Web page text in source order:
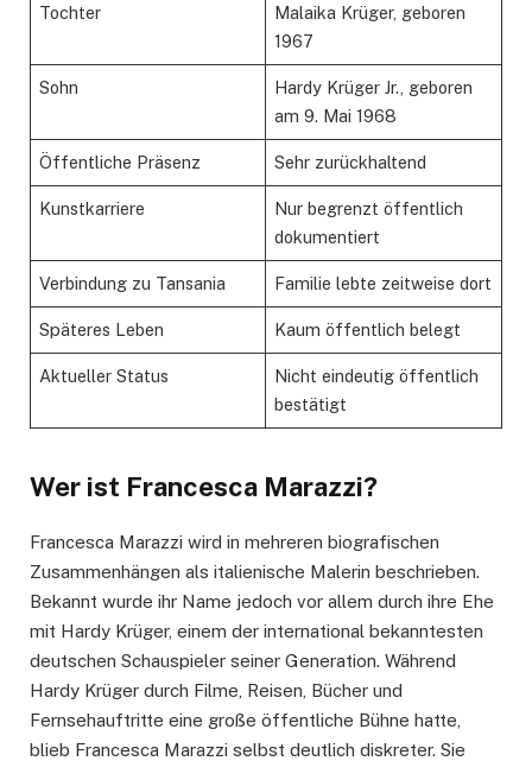
Tochter
Malaika Krüger, geboren
1967
Sohn
Hardy Krüger Jr., geboren
am 9. Mai 1968
Öffentliche Präsenz Sehr zurückhaltend
Kunstkarriere
Nur begrenzt öffentlich
dokumentiert
Verbindung zu Tansania Familie lebte zeitweise dort
Späteres Leben Kaum öffentlich belegt
Aktueller Status
Nicht eindeutig öffentlich
bestätigt
Wer ist Francesca Marazzi?
Francesca Marazzi wird in mehreren biografischen
Zusammenhängen als italienische Malerin beschrieben.
Bekannt wurde ihr Name jedoch vor allem durch ihre Ehe
mit Hardy Krüger, einem der international bekanntesten
deutschen Schauspieler seiner Generation. Während
Hardy Krüger durch Filme, Reisen, Bücher und
Fernsehauftritte eine große öffentliche Bühne hatte,
blieb Francesca Marazzi selbst deutlich diskreter. Sie